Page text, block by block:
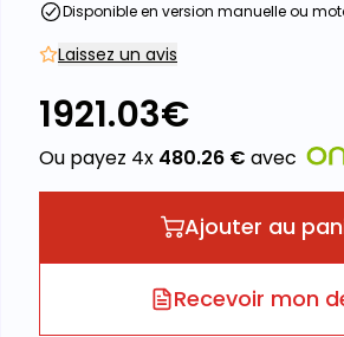
Disponible en version manuelle ou
Laissez un avis
1921.03€
Ou payez 4x 480.26 € avec
Ajouter au
Recevoir mon